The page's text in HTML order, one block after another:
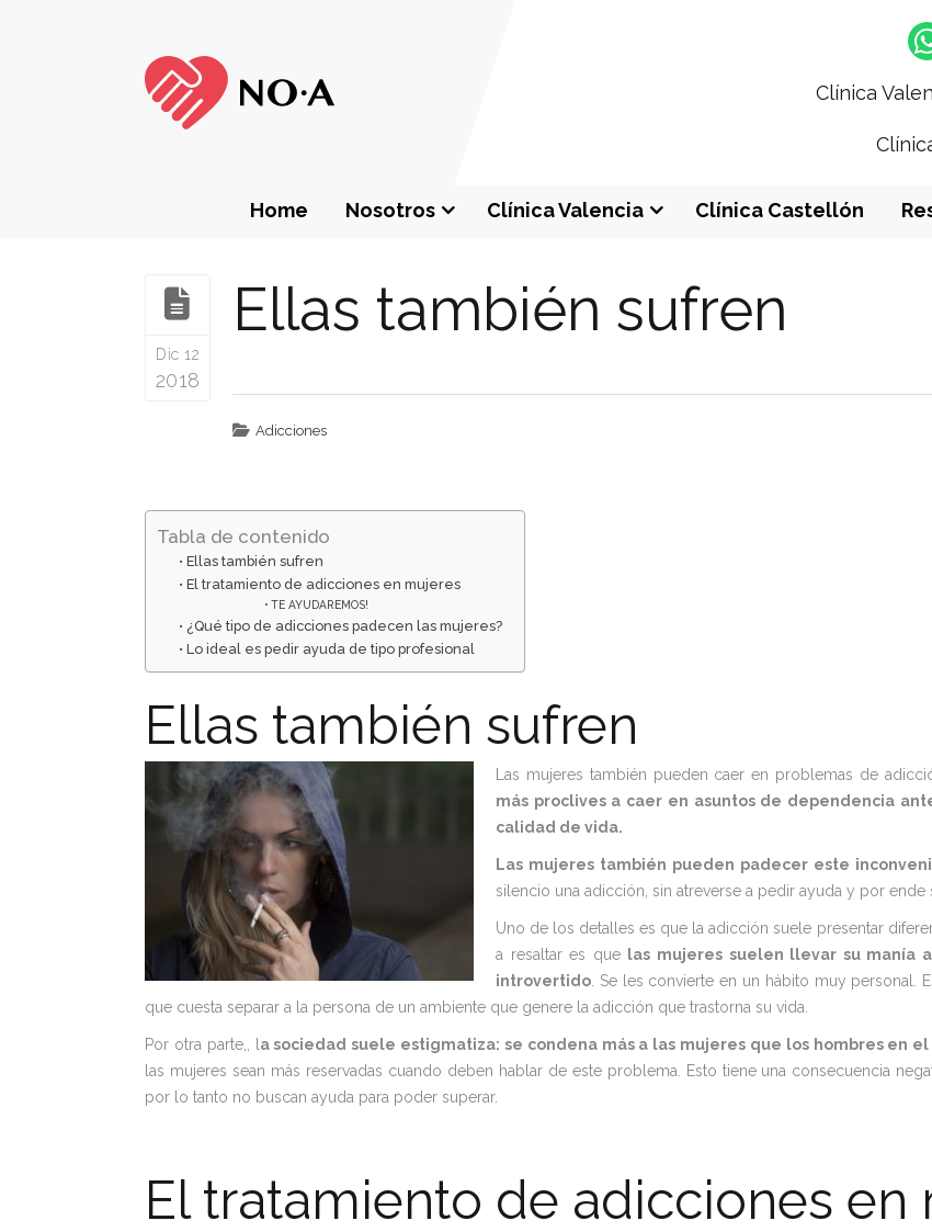
Clínica
Home Nosotros Clínica Valencia Clínica Castellón
Dic 12
2018
Ellas también sufren
Adicciones
Tabla de contenido
Ellas también sufren
El tratamiento de adicciones en mujeres
TE AYUDAREMOS!
¿Qué tipo de adicciones padecen las mujeres?
Lo ideal es pedir ayuda de tipo profesional
Ellas también sufren
Las mujeres también pueden caer en problemas de
más proclives a caer en asuntos de dependencia
calidad de vida.
Las mujeres también pueden padecer este
silencio una adicción, sin atreverse a pedir ayuda y por
Uno de los detalles es que la adicción suele presentar
a resaltar es que las mujeres suelen llevar su manía
introvertido . Se les convierte en un hábito muy
que cuesta separar a la persona de un ambiente que genere la adicción que trastorna su vida.
Por otra parte,, l a sociedad suele estigmatiza: se condena más a las mujeres que los hombres en
las mujeres sean más reservadas cuando deben hablar de este problema. Esto tiene una consecuencia
por lo tanto no buscan ayuda para poder superar.
El tratamiento de adicciones en